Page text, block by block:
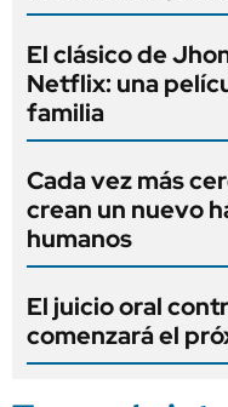
El clásico de
Netflix: una
familia
Cada vez más
crean un nuevo
humanos
El juicio oral
comenzará el